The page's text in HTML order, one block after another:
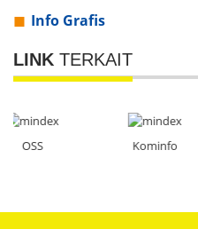
Info Grafis
LINK TERKAIT